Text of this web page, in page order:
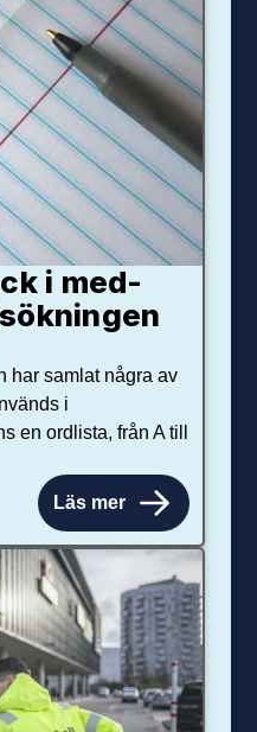
i med­­
har samlat några av
i
en ordlista, från A till
Läs mer